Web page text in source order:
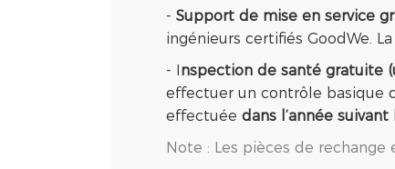
- Support de mise en service
ingénieurs certifiés GoodWe.
- Inspection de santé gratuite
effectuer un contrôle basique
effectuée dans l’année suivant
Note : Les pièces de rechange